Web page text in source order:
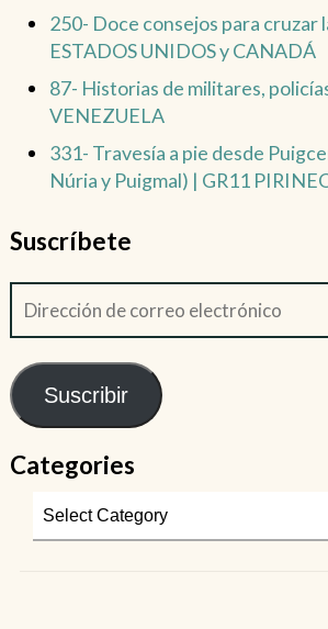
250- Doce consejos para cruzar
ESTADOS UNIDOS y CANADÁ
87- Historias de militares,
VENEZUELA
331- Travesía a pie desde
Núria y Puigmal) | GR11
Suscríbete
Suscribir
Categories